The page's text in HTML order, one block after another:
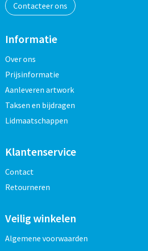
Contacteer ons
Informatie
Over ons
Prijsinformatie
Aanleveren artwork
Taksen en bijdragen
Lidmaatschappen
Klantenservice
Contact
Retourneren
Veilig winkelen
Algemene voorwaarden